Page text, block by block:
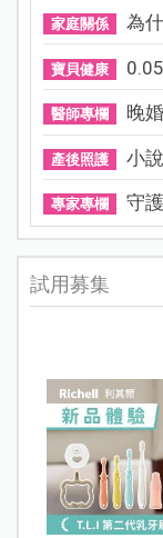
家庭關係 為
寶貝健康
醫師專欄 晚
產後照護 小
專家專欄 守
試用募集